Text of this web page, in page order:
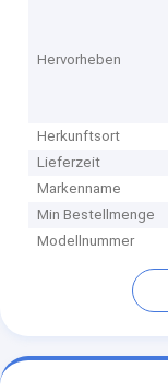
Hervorheben
Herkunftsort
Lieferzeit
Markenname
Min Bestellmenge
Modellnummer